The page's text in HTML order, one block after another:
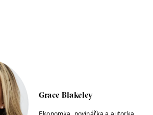
a Jakubem Rákosníkem
Jakub Rákosník
Grace Blakeley